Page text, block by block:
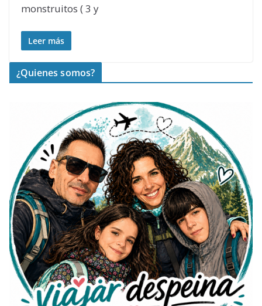
monstruitos ( 3 y
Leer más
¿Quienes somos?